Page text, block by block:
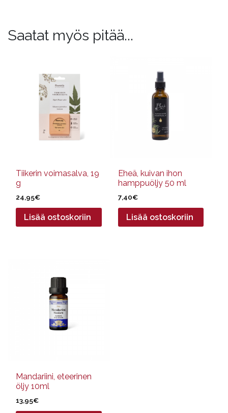
Saatat myös pitää...
Tiikerin voimasalva, 19
g
24,95€
Lisää ostoskoriin
Eheä, kuivan ihon
hamppuöljy 50 ml
7,40€
Lisää ostoskoriin
Mandariini, eteerinen
öljy 10ml
13,95€